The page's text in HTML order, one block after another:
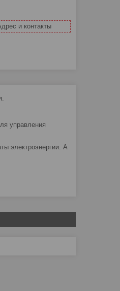
и контакты
управления
электроэнергии. А